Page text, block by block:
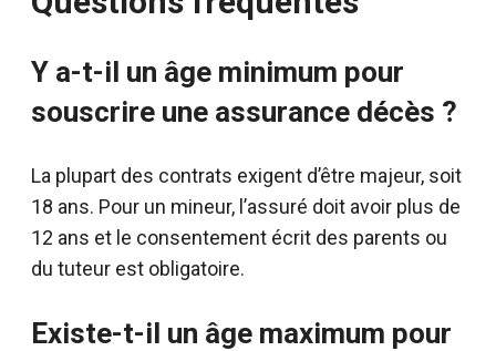
Y a-t-il un âge minimum pour
souscrire une assurance décès ?
La plupart des contrats exigent d’être majeur, soit
18 ans. Pour un mineur, l’assuré doit avoir plus de
12 ans et le consentement écrit des parents ou
du tuteur est obligatoire.
Existe-t-il un âge maximum pour